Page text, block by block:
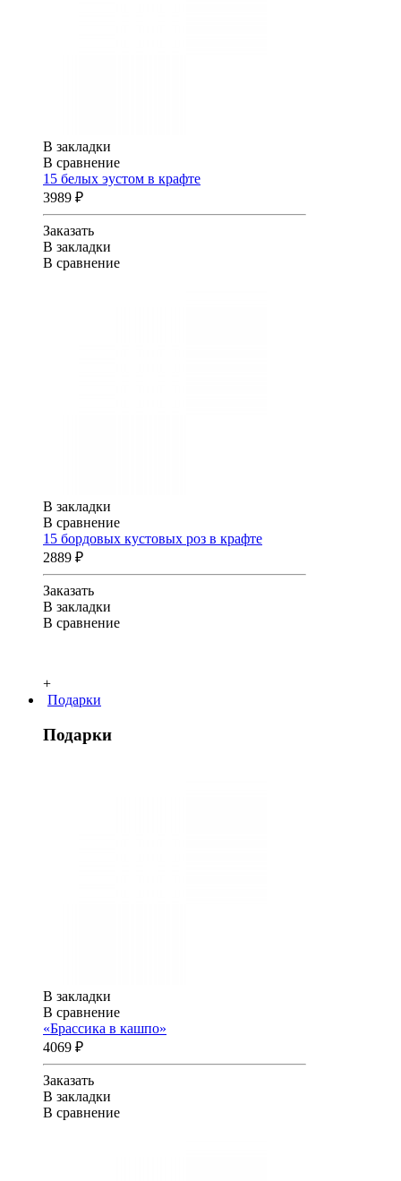
В закладки
В сравнение
15 белых эустом в крафте
3989 ₽
Заказать
В закладки
В сравнение
В закладки
В сравнение
15 бордовых кустовых роз в крафте
2889 ₽
Заказать
В закладки
В сравнение
+
Подарки
Подарки
В закладки
В сравнение
«Брассика в кашпо»
4069 ₽
Заказать
В закладки
В сравнение